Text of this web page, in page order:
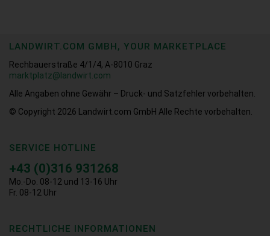
LANDWIRT.COM GMBH, YOUR MARKETPLACE
Rechbauerstraße 4/1/4, A-8010 Graz
marktplatz@landwirt.com
Alle Angaben ohne Gewähr – Druck- und Satzfehler vorbehalten.
© Copyright 2026
Landwirt.com GmbH Alle Rechte vorbehalten.
SERVICE HOTLINE
+43 (0)316 931268
Mo.-Do. 08-12 und 13-16 Uhr
Fr. 08-12 Uhr
RECHTLICHE INFORMATIONEN